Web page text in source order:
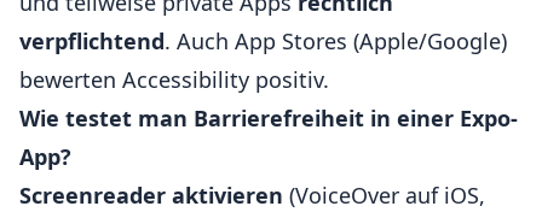
verpflichtend. Auch App Stores (Apple/Google)
bewerten Accessibility positiv.
Wie testet man Barrierefreiheit in einer Expo-
App?
Screenreader aktivieren (VoiceOver auf iOS,